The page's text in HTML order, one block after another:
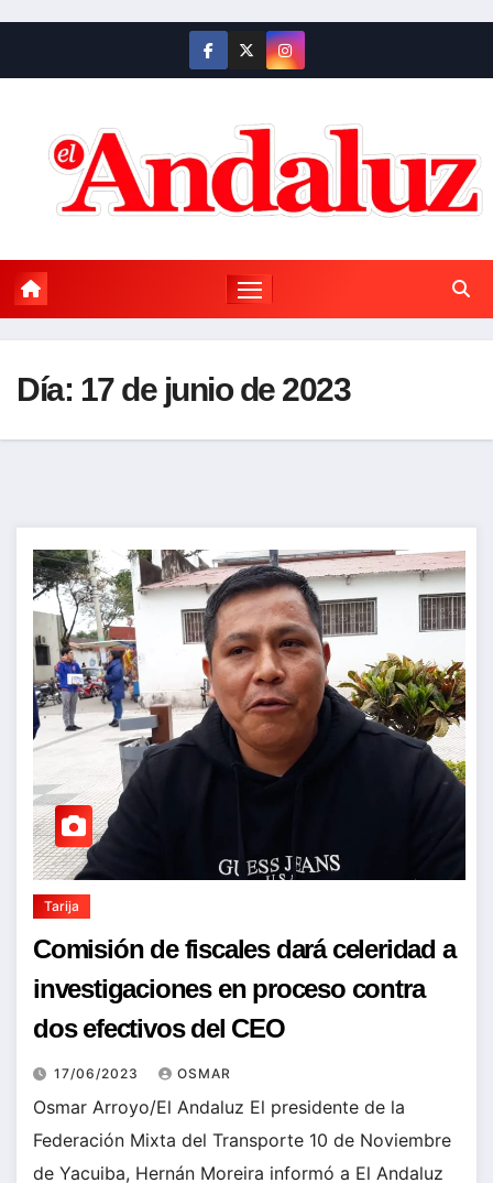
contenido
Día: 17 de junio de 2023
Tarija
Comisión de fiscales dará celeridad a
investigaciones en proceso contra
dos efectivos del CEO
17/06/2023 OSMAR
Osmar Arroyo/El Andaluz El presidente de la
Federación Mixta del Transporte 10 de Noviembre
de Yacuiba, Hernán Moreira informó a El Andaluz